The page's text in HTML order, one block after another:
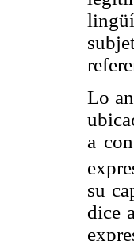
Lo
a
su
dice